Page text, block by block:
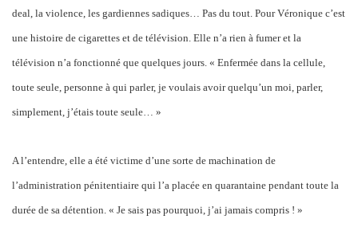
deal, la violence, les gardiennes sadiques… Pas du tout. Pour Véronique c’est
une histoire de cigarettes et de télévision. Elle n’a rien à fumer et la
télévision n’a fonctionné que quelques jours. « Enfermée dans la cellule,
toute seule, personne à qui parler, je voulais avoir quelqu’un moi, parler,
simplement, j’étais toute seule… »
A l’entendre, elle a été victime d’une sorte de machination de
l’administration pénitentiaire qui l’a placée en quarantaine pendant toute la
durée de sa détention. « Je sais pas pourquoi, j’ai jamais compris ! »